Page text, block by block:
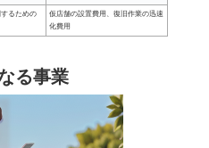
るための
仮店舗の設置費用、復旧作業の迅速
化費用
る事業